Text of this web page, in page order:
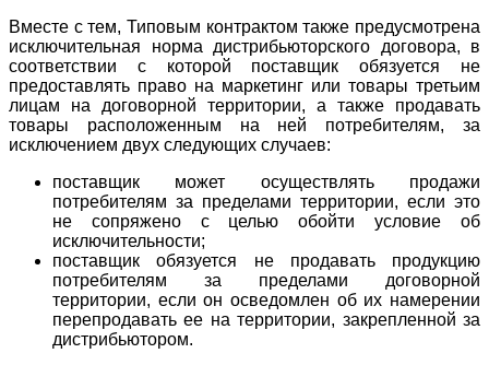
Вместе с тем, Типовым контрактом также предусмотрена
исключительная норма дистрибьюторского договора, в
соответствии с которой поставщик обязуется не
предоставлять право на маркетинг или товары третьим
лицам на договорной территории, а также продавать
товары расположенным на ней потребителям, за
исключением двух следующих случаев:
поставщик может осуществлять продажи
потребителям за пределами территории, если это
не сопряжено с целью обойти условие об
исключительности;
поставщик обязуется не продавать продукцию
потребителям за пределами договорной
территории, если он осведомлен об их намерении
перепродавать ее на территории, закрепленной за
дистрибьютором.